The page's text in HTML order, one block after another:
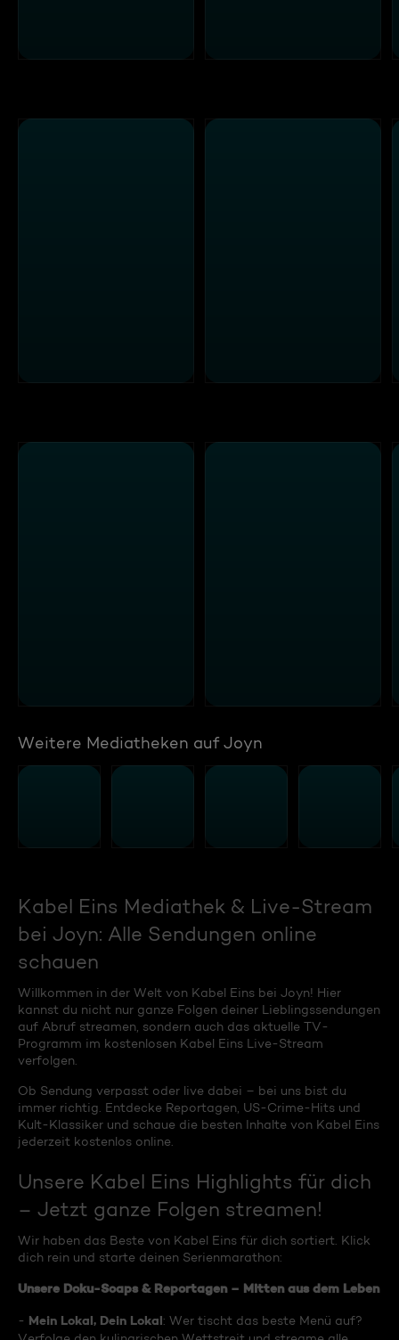
Weitere Mediatheken auf Joyn
Kabel Eins Mediathek & Live-Stream
bei Joyn: Alle Sendungen online
schauen
Willkommen in der Welt von Kabel Eins bei Joyn! Hier
kannst du nicht nur ganze Folgen deiner Lieblingssendungen
auf Abruf streamen, sondern auch das aktuelle TV-
Programm im kostenlosen Kabel Eins Live-Stream
verfolgen.
Ob Sendung verpasst oder live dabei – bei uns bist du
immer richtig. Entdecke Reportagen, US-Crime-Hits und
Kult-Klassiker und schaue die besten Inhalte von Kabel Eins
jederzeit kostenlos online.
Unsere Kabel Eins Highlights für dich
– Jetzt ganze Folgen streamen!
Wir haben das Beste von Kabel Eins für dich sortiert. Klick
dich rein und starte deinen Serienmarathon:
Unsere Doku-Soaps & Reportagen – Mitten aus dem Leben
- Mein Lokal, Dein Lokal: Wer tischt das beste Menü auf?